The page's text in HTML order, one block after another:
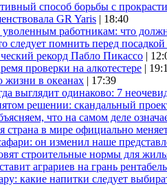
способ борьбы с
GR Yaris | 18:40
работникам: что
следует помнить перед посадкой
рекорд Пабло Пикассо |
проверки на алкотестере |
в океанах | 17:39
выглядит одинаково: 7
решении: скандальный
что на самом деле
страна в мире официально
он изменил наше
строительные нормы для
аграриев на грань
какие напитки следует